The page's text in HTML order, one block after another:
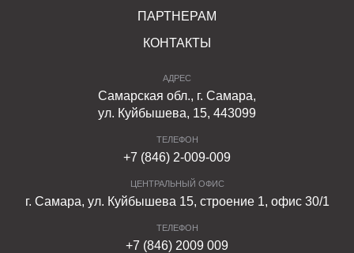
ПАРТНЕРАМ
КОНТАКТЫ
АДРЕС
Самарская обл., г. Самара,
ул. Куйбышева, 15, 443099
ТЕЛЕФОН
+7 (846) 2-009-009
ЦЕНТРАЛЬНЫЙ ОФИС
г. Самара, ул. Куйбышева 15, строение 1, офис 30/1
ТЕЛЕФОН
+7 (846) 2009 009